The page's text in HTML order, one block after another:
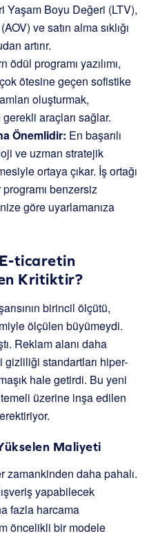
Yaşam Boyu Değeri (LTV),
ve satın alma sıklığı
artırır.
ödül programı yazılımı,
ötesine geçen sofistike
oluşturmak,
araçları sağlar.
Önemlidir: En başarılı
ve uzman stratejik
ortaya çıkar. İş ortağı
benzersiz
göre uyarlamanıza
ticaretin
Kritiktir?
birincil ölçütü,
ölçülen büyümeydi.
Reklam alanı daha
standartları hiper-
hale getirdi. Bu yeni
üzerine inşa edilen
Maliyeti
zamankinden daha pahalı.
yapabilecek
fazla harcama
öncelikli bir modele